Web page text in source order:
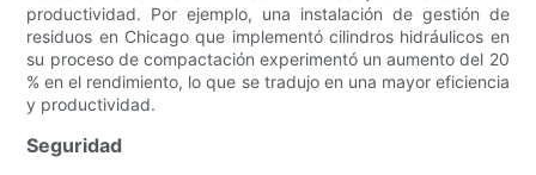
productividad. Por ejemplo, una instalación de gestión de
residuos en Chicago que implementó cilindros hidráulicos en
su proceso de compactación experimentó un aumento del 20
% en el rendimiento, lo que se tradujo en una mayor eficiencia
y productividad.
Seguridad